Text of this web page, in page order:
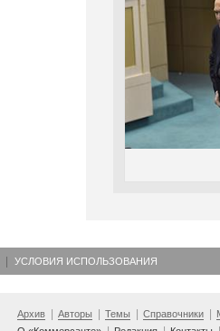
УСЛОВИЯ ИСПОЛЬЗОВАНИЯ
Архив Авторы Темы Справочники